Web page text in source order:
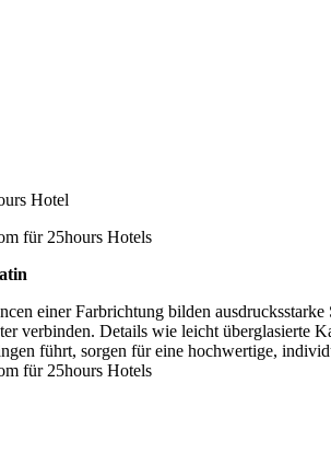
für 25hours Hotels
einer Farbrichtung bilden
verbinden. Details wie leicht überglasierte
führt, sorgen für eine hochwertige,
für 25hours Hotels